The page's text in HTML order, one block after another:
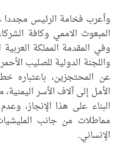
وأعرب فخامة الرئيس
المبعوث الاممي وكافة
وفي المقدمة المملكة
واللجنة الدولية للصليب
عن المحتجزين، باعتباره
الأمل إلى آلاف الأسر
البناء على هذا الإنجاز،
مماطلات من جانب
الإنساني.